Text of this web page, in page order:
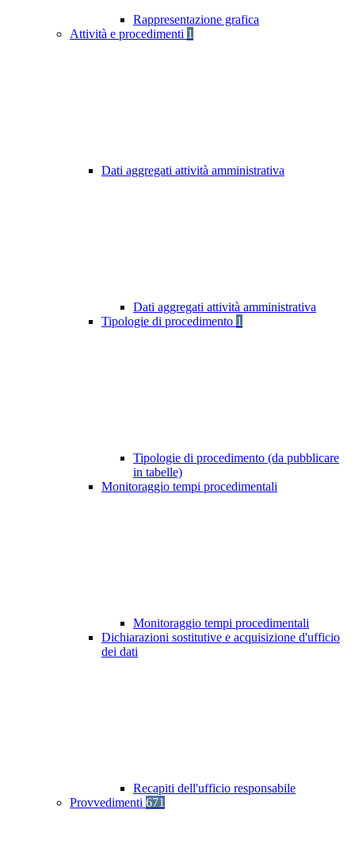
Rappresentazione grafica
Attività e procedimenti 1
Dati aggregati attività amministrativa
Dati aggregati attività amministrativa
Tipologie di procedimento 1
Tipologie di procedimento (da pubblicare
in tabelle)
Monitoraggio tempi procedimentali
Monitoraggio tempi procedimentali
Dichiarazioni sostitutive e acquisizione d'ufficio
dei dati
Recapiti dell'ufficio responsabile
Provvedimenti 671